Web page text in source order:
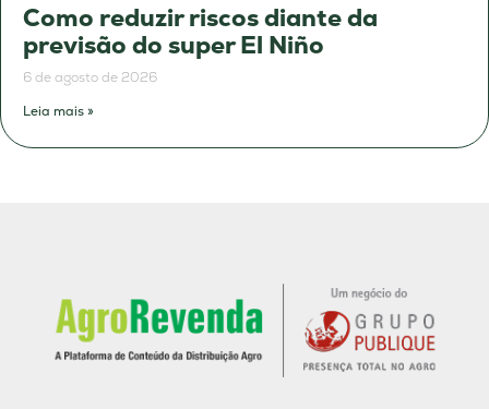
Como reduzir riscos diante da
previsão do super El Niño
6 de agosto de 2026
Leia mais »